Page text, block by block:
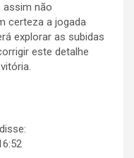
assim não
certeza a jogada
explorar as subidas
este detalhe
disse: